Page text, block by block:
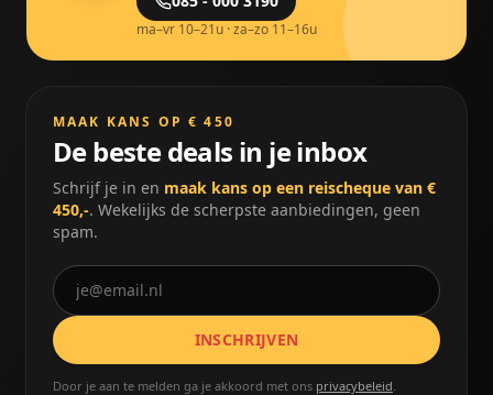
ma–vr 10–21u · za–zo 11–16u
MAAK KANS OP € 450
De beste deals in je inbox
Schrijf je in en maak kans op een reischeque van €
450,-. Wekelijks de scherpste aanbiedingen, geen
spam.
INSCHRIJVEN
Door je aan te melden ga je akkoord met ons privacybeleid.